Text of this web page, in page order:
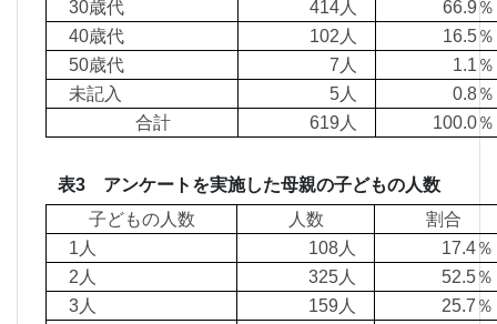
30歳代
414人
66.9
40歳代
102人
16.5
50歳代
7人
1.1
未記入
5人
0.8
合計
619人 100.0
表3 アンケートを実施した母親の子どもの人数
子どもの人数
人数
割合
1人
108人
17.4
2人
325人
52.5
3人
159人
25.7